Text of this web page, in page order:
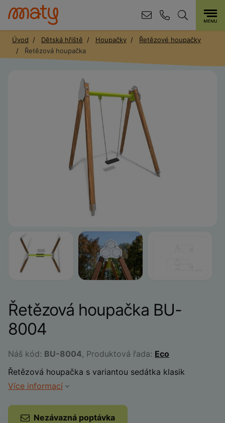
Úvod Dětská hřiště Houpačky
Řetězové houpačky
Řetězová houpačka
Řetězová houpačka BU-
8004
Náš kód: BU-8004, Produktová řada: Eco
Řetězová houpačka s variantou sedátka klasik
Více informací
Nezávazná poptávka